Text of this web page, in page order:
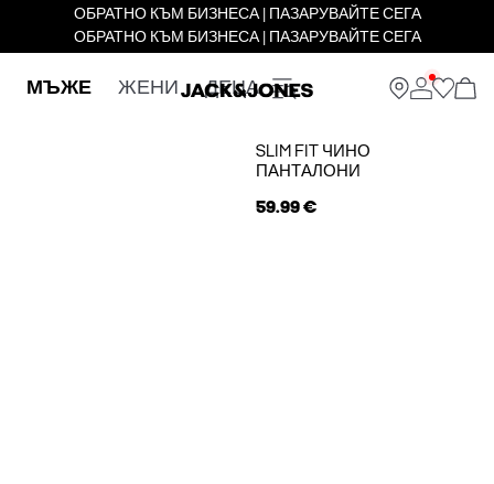
ОБРАТНО КЪМ БИЗНЕСА | ПАЗАРУВАЙТЕ СЕГА
ОБРАТНО КЪМ БИЗНЕСА | ПАЗАРУВАЙТЕ СЕГА
МЪЖЕ ЖЕНИ ДЕЦА
SLIM FIT ЧИНО
ПАНТАЛОНИ
59.99 €